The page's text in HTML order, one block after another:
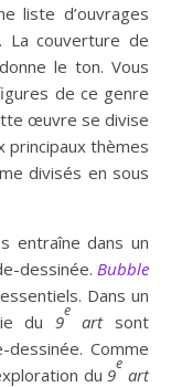
liste d’ouvrages
La couverture de
le ton. Vous
de ce genre
œuvre se divise
principaux thèmes
divisés en sous
entraîne dans un
dessinée. Bubble
Dans un
du 9
e
artsont
Comme
du 9
e
art